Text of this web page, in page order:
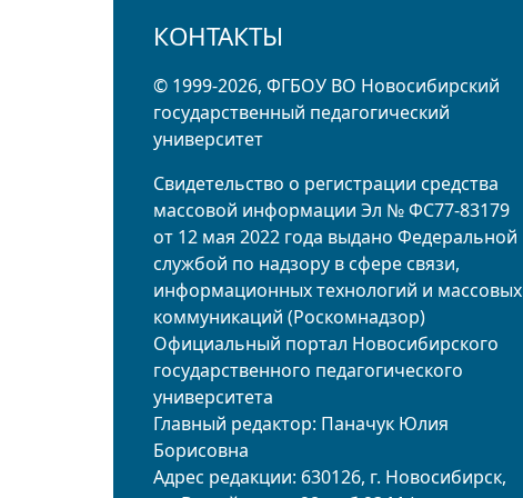
КОНТАКТЫ
© 1999-2026, ФГБОУ ВО Новосибирский
государственный педагогический
университет
Свидетельство о регистрации средства
массовой информации Эл № ФС77-83179
от 12 мая 2022 года выдано Федеральной
службой по надзору в сфере связи,
информационных технологий и массовых
коммуникаций (Роскомнадзор)
Официальный портал Новосибирского
государственного педагогического
университета
Главный редактор: Паначук Юлия
Борисовна
Адрес редакции: 630126, г. Новосибирск,